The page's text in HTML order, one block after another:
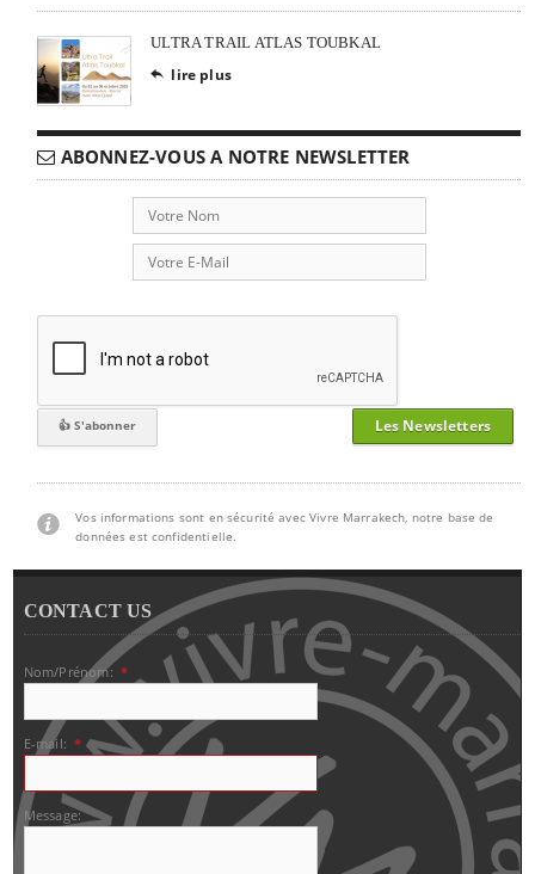
ULTRA TRAIL ATLAS TOUBKAL
 lire plus
ABONNEZ-VOUS A NOTRE NEWSLETTER
Les Newsletters
Vos informations sont en sécurité avec Vivre Marrakech, notre base de
données est confidentielle.
CONTACT US
Nom/Prénom: *
E-mail: *
Message: